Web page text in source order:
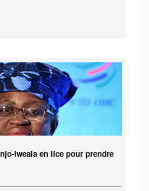
Iweala en lice pour prendre